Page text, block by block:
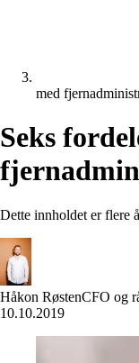
med
Seks
Dette innholdet er flere
Håkon RøstenCFO og
10.10.2019